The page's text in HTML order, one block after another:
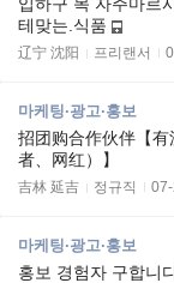
테맞는.식품
辽宁 沈阳 프리랜서
마케팅·광고·홍보
招团购合作伙伴【
者、网红）】
吉林 延吉 정규직
마케팅·광고·홍보
홍보 경험자 구합니